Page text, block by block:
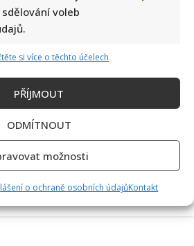
voleb
si více o těchto účelech
PŘÍJMOUT
ODMÍTNOUT
možnosti
o ochraně osobních údajůKontakt
10 otázek na slovní zásobu
experty
z dovolené v Itálii: Fotka s
fanoušky